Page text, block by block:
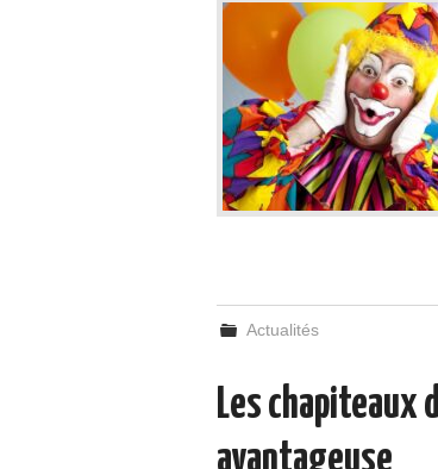
Actualités
Les chapiteaux
avantageuse